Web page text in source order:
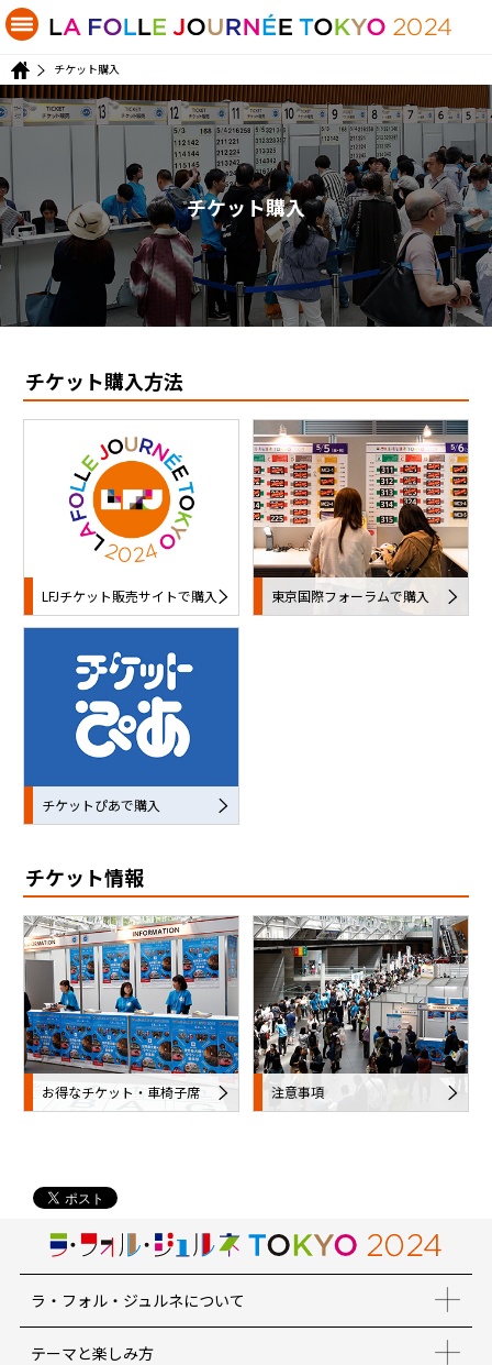
チケット購入
チケット購入
チケット購入方法
LFJチケット販売サイトで購入 東京国際フォーラムで購入
チケットぴあで購入
チケット情報
お得なチケット・車椅子席 注意事項
ラ・フォル・ジュルネについて
テーマと楽しみ方